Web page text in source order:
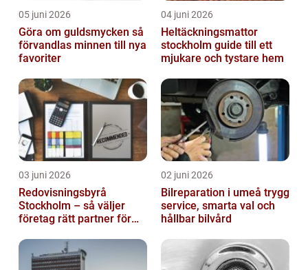
05 juni 2026
Göra om guldsmycken så
förvandlas minnen till nya
favoriter
04 juni 2026
Heltäckningsmattor
stockholm guide till ett
mjukare och tystare hem
03 juni 2026
Redovisningsbyrå
Stockholm – så väljer
företag rätt partner för
02 juni 2026
Bilreparation i umeå trygg
service, smarta val och
hållbar bilvård